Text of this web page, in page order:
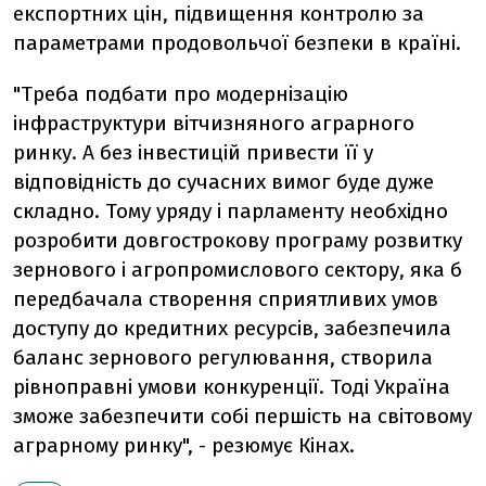
експортних цін, підвищення контролю за
параметрами продовольчої безпеки в країні.
"Треба подбати про модернізацію
інфраструктури вітчизняного аграрного
ринку. А без інвестицій привести її у
відповідність до сучасних вимог буде дуже
складно. Тому уряду і парламенту необхідно
розробити довгострокову програму розвитку
зернового і агропромислового сектору, яка б
передбачала створення сприятливих умов
доступу до кредитних ресурсів, забезпечила
баланс зернового регулювання, створила
рівноправні умови конкуренції. Тоді Україна
зможе забезпечити собі першість на світовому
аграрному ринку", - резюмує Кінах.